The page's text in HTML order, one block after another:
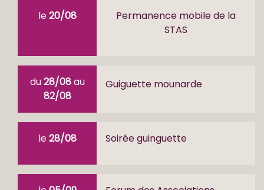
le20/08
Permanence mobile de la
STAS
du28/08au
82/08
Guiguette mounarde
le28/08 Soirée guinguette